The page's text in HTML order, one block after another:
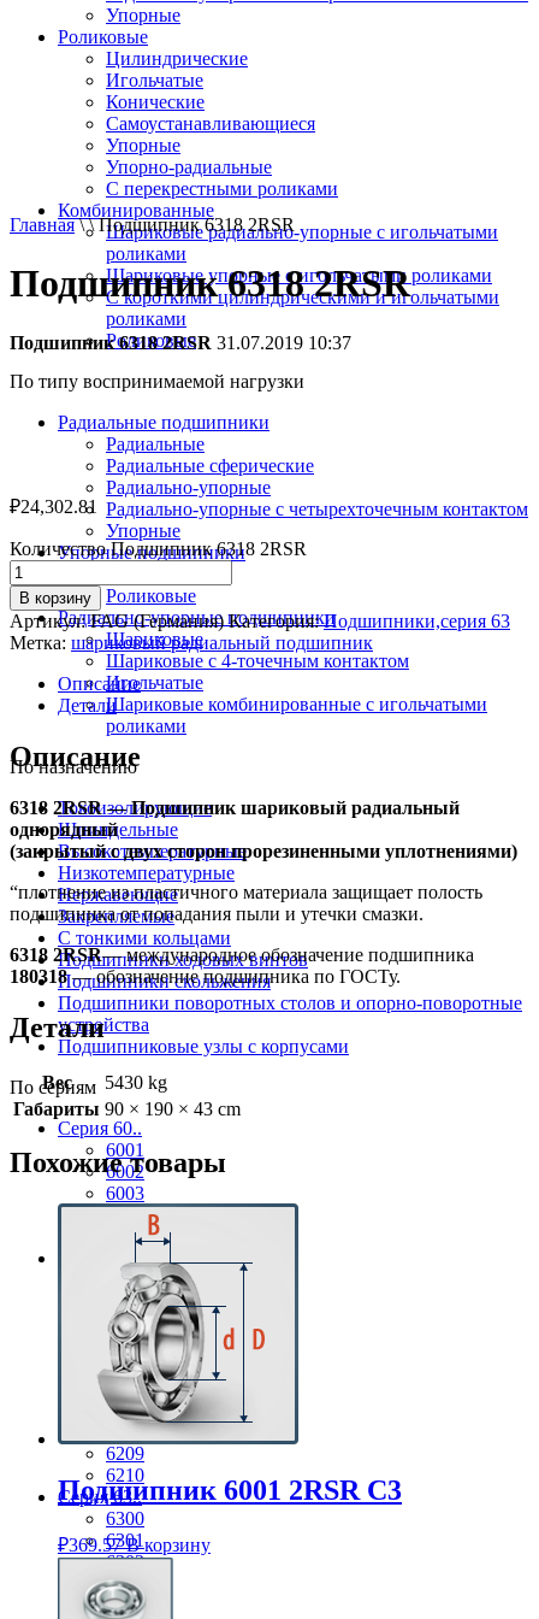
Упорные
Роликовые
Цилиндрические
Игольчатые
Конические
Самоустанавливающиеся
Упорные
Упорно-радиальные
C перекрестными роликами
Комбинированные
Шариковые радиально-упорные с игольчатыми
роликами
Шариковые упорные с игольчатыми роликами
С короткими цилиндрическими и игольчатыми
роликами
Роликовые
По типу воспринимаемой нагрузки
Радиальные подшипники
Радиальные
Радиальные сферические
Радиально-упорные
Радиально-упорные с четырехточечным контактом
Упорные
Упорные подшипники
Роликовые
Радиально-упорные подшипники
Шариковые
Шариковые с 4-точечным контактом
Игольчатые
Шариковые комбинированные с игольчатыми
роликами
По назначению
Токоизолирующие
Шпиндельные
Высокотемпературные
Низкотемпературные
Нержавеющие
Закрепляемые
С тонкими кольцами
Подшипники ходовых винтов
Подшипники скольжения
Подшипники поворотных столов и опорно-поворотные
устройства
Подшипниковые узлы с корпусами
По сериям
Серия 60..
6001
6002
6003
6005
Серия 62..
6201
6202
6203
6204
6205
6206
6207
6208
6209
6210
Серия 63..
6300
6301
6302
6303
6304
Главная\ \ Подшипник 6318 2RSR
Подшипник 6318 2RSR
Подшипник 6318 2RSR 31.07.2019 10:37
₽24,302.81
Количество Подшипник 6318 2RSR
В корзину
Артикул:FAG (Германия) Категория:Подшипники,серия 63
Метка: шариковый радиальный подшипник
Описание
Детали
Описание
6318 2RSR — Подшипник шариковый радиальный
однорядный
(закрытый с двух сторон прорезиненными уплотнениями)
“плотнение из пластичного материала защищает полость
подшипника от попадания пыли и утечки смазки.
6318 2RSR— международное обозначение подшипника
180318— обозначение подшипника по ГОСТу.
Детали
Вес
5430 kg
Габариты 90 × 190 × 43 cm
Похожие товары
Подшипник 6001 2RSR C3
₽369.57 В корзину